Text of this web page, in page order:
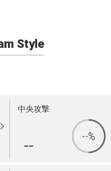
Style
中央攻撃
-- --%